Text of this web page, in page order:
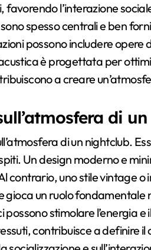
l’interazione
spesso centrali e ben
possono includere opere
è progettata per
a creare
di
di un nightclub.
Un design moderno e
contrario, uno stile vintage o
gioca un ruolo fondamentale
stimolare l’energia
contribuisce a definire il